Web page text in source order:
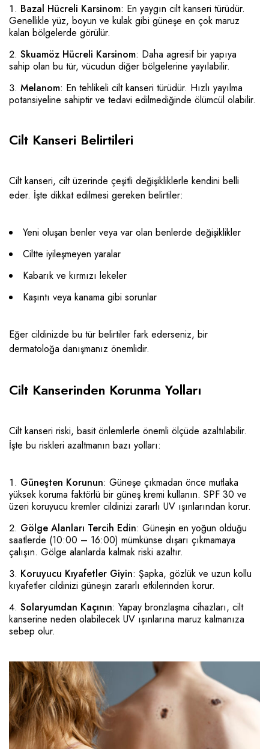
Bazal Hücreli Karsinom: En yaygın cilt kanseri türüdür.
Genellikle yüz, boyun ve kulak gibi güneşe en çok maruz
kalan bölgelerde görülür.
Skuamöz Hücreli Karsinom: Daha agresif bir yapıya
sahip olan bu tür, vücudun diğer bölgelerine yayılabilir.
Melanom: En tehlikeli cilt kanseri türüdür. Hızlı yayılma
potansiyeline sahiptir ve tedavi edilmediğinde ölümcül olabilir.
Cilt Kanseri Belirtileri
Cilt kanseri, cilt üzerinde çeşitli değişikliklerle kendini belli
eder. İşte dikkat edilmesi gereken belirtiler:
Yeni oluşan benler veya var olan benlerde değişiklikler
Ciltte iyileşmeyen yaralar
Kabarık ve kırmızı lekeler
Kaşıntı veya kanama gibi sorunlar
Eğer cildinizde bu tür belirtiler fark ederseniz, bir
dermatoloğa danışmanız önemlidir.
Cilt Kanserinden Korunma Yolları
Cilt kanseri riski, basit önlemlerle önemli ölçüde azaltılabilir.
İşte bu riskleri azaltmanın bazı yolları:
Güneşten Korunun: Güneşe çıkmadan önce mutlaka
yüksek koruma faktörlü bir güneş kremi kullanın. SPF 30 ve
üzeri koruyucu kremler cildinizi zararlı UV ışınlarından korur.
Gölge Alanları Tercih Edin: Güneşin en yoğun olduğu
saatlerde (10:00 – 16:00) mümkünse dışarı çıkmamaya
çalışın. Gölge alanlarda kalmak riski azaltır.
Koruyucu Kıyafetler Giyin: Şapka, gözlük ve uzun kollu
kıyafetler cildinizi güneşin zararlı etkilerinden korur.
Solaryumdan Kaçının: Yapay bronzlaşma cihazları, cilt
kanserine neden olabilecek UV ışınlarına maruz kalmanıza
sebep olur.